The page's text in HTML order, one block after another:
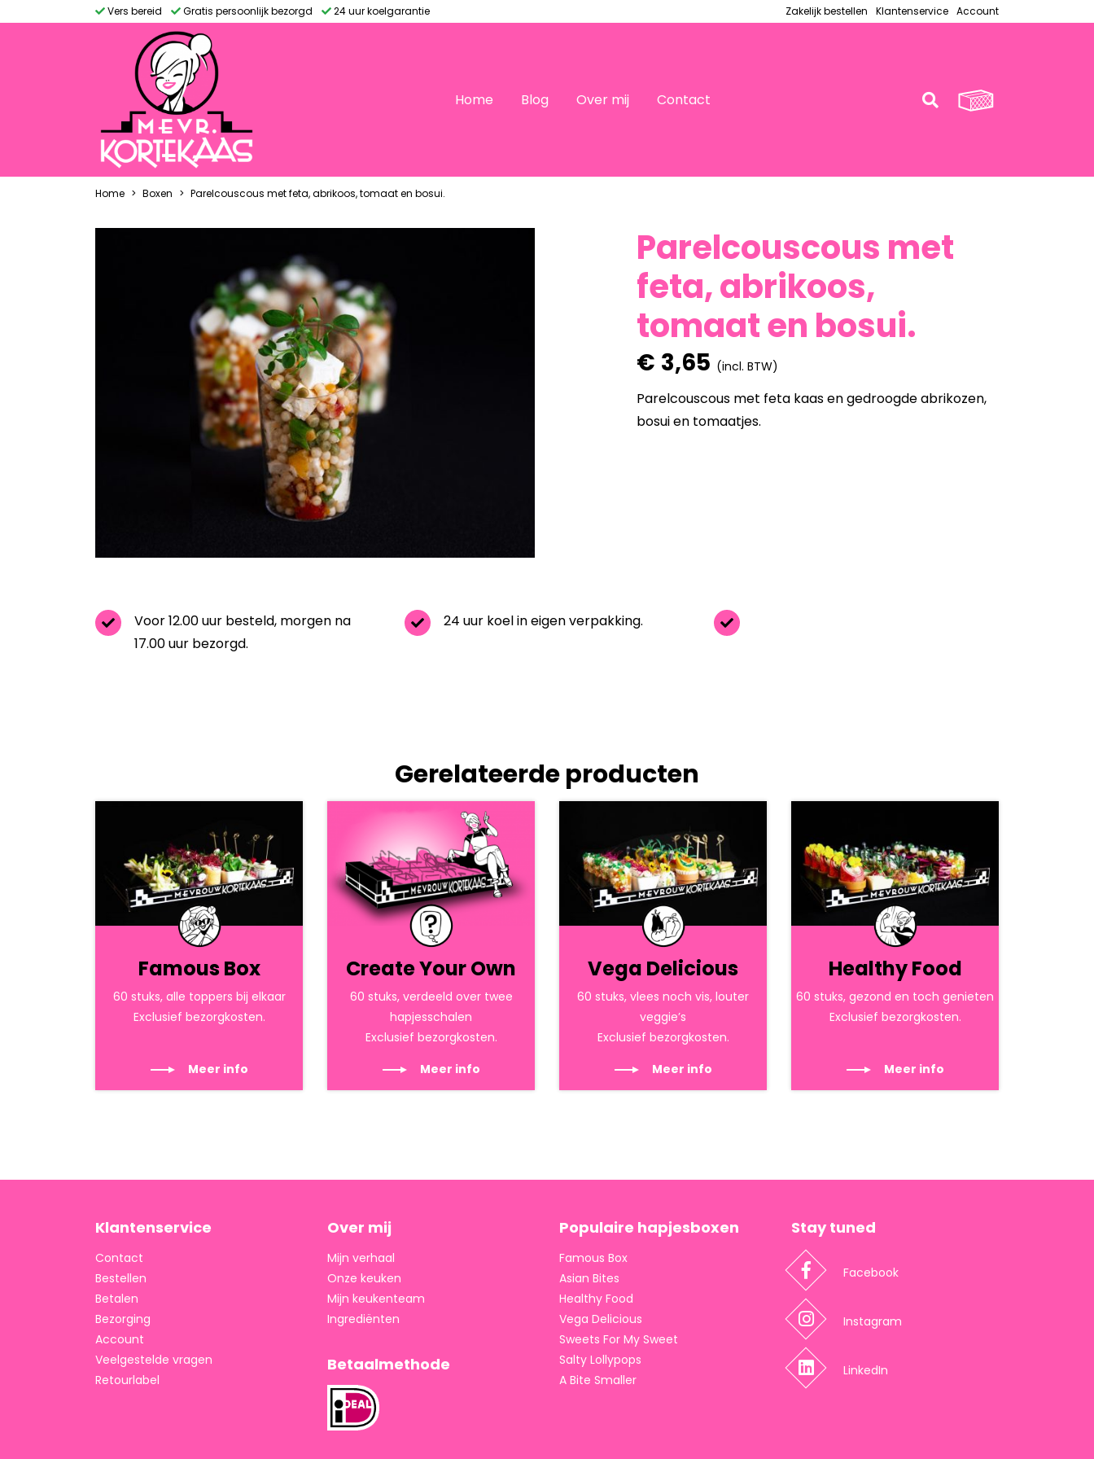
Vers bereid Gratis persoonlijk bezorgd 24 uur koelgarantie Zakelijk bestellen Klantenservice Account
Home Blog Over mij Contact
Home Boxen Parelcouscous met feta, abrikoos, tomaat en bosui.
Parelcouscous met
feta, abrikoos,
tomaat en bosui.
€ 3,65 (incl. BTW)
Parelcouscous met feta kaas en gedroogde abrikozen,
bosui en tomaatjes.
Voor 12.00 uur besteld, morgen na
17.00 uur bezorgd.
24 uur koel in eigen verpakking.
Gerelateerde producten
Famous Box
60 stuks, alle toppers bij elkaar
Exclusief bezorgkosten.
Meer info
Create Your Own
60 stuks, verdeeld over twee
hapjesschalen
Exclusief bezorgkosten.
Meer info
Vega Delicious
60 stuks, vlees noch vis, louter
veggie’s
Exclusief bezorgkosten.
Meer info
Healthy Food
60 stuks, gezond en toch genieten
Exclusief bezorgkosten.
Meer info
Klantenservice
Contact
Bestellen
Betalen
Bezorging
Account
Veelgestelde vragen
Retourlabel
Over mij
Mijn verhaal
Onze keuken
Mijn keukenteam
Ingrediënten
Betaalmethode
Populaire hapjesboxen
Famous Box
Asian Bites
Healthy Food
Vega Delicious
Sweets For My Sweet
Salty Lollypops
A Bite Smaller
Stay tuned
Facebook
Instagram
LinkedIn